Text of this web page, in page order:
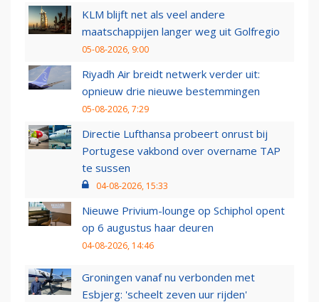
KLM blijft net als veel andere
maatschappijen langer weg uit Golfregio
05-08-2026, 9:00
Riyadh Air breidt netwerk verder uit:
opnieuw drie nieuwe bestemmingen
05-08-2026, 7:29
Directie Lufthansa probeert onrust bij
Portugese vakbond over overname TAP
te sussen
04-08-2026, 15:33
Nieuwe Privium-lounge op Schiphol opent
op 6 augustus haar deuren
04-08-2026, 14:46
Groningen vanaf nu verbonden met
Esbjerg: 'scheelt zeven uur rijden'